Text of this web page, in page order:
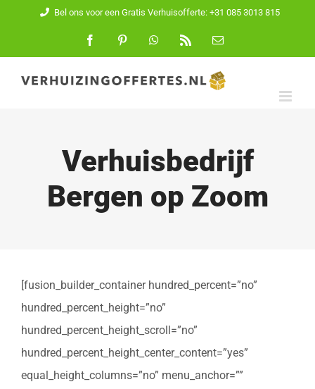
inhoud
Bel ons voor een Gratis Verhuisofferte: +31 085 3013 815
FacebookPinterest WhatsApp
E-
Verhuisbedrijf
Bergen op Zoom
[fusion_builder_container hundred_percent=”no”
hundred_percent_height=”no”
hundred_percent_height_scroll=”no”
hundred_percent_height_center_content=”yes”
equal_height_columns=”no” menu_anchor=””